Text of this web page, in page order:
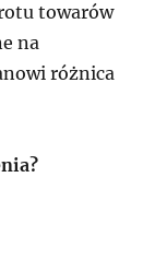
towarów
na
różnica